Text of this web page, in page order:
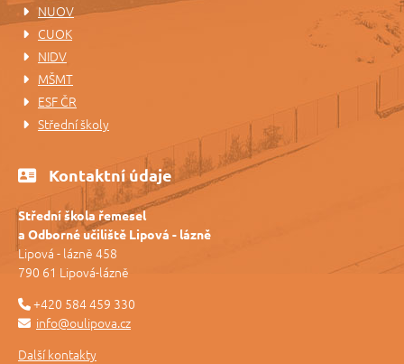
NUOV
CUOK
NIDV
MŠMT
ESF ČR
Střední školy
Kontaktní údaje
Střední škola řemesel
a Odborné učiliště Lipová - lázně
Lipová - lázně 458
790 61 Lipová-lázně
+420 584 459 330
info@oulipova.cz
Další kontakty